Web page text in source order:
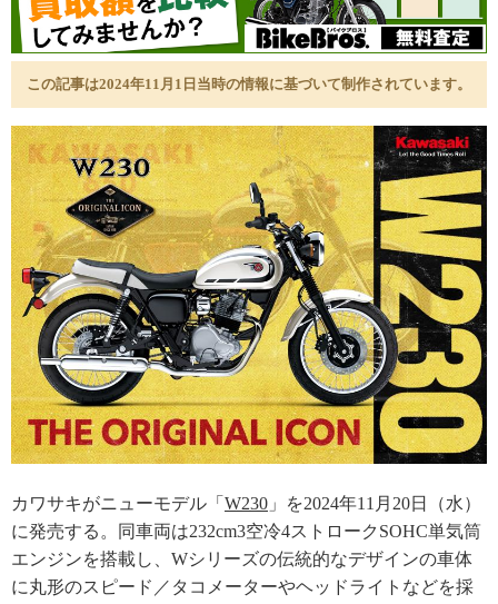
この記事は2024年11月1日当時の情報に基づいて制作されています。
カワサキがニューモデル「 W230 」を2024年11月20日（水）
に発売する。同車両は232cm3空冷4ストロークSOHC単気筒
エンジンを搭載し、Wシリーズの伝統的なデザインの車体
に丸形のスピード／タコメーターやヘッドライトなどを採